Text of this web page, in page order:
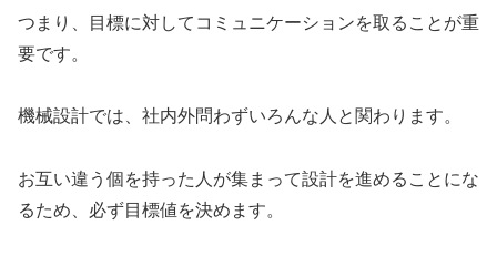
つまり、目標に対してコミュニケーションを取ることが重
要です。
機械設計では、社内外問わずいろんな人と関わります。
お互い違う個を持った人が集まって設計を進めることにな
るため、必ず目標値を決めます。